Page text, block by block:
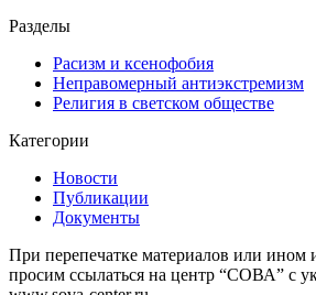
Разделы
Расизм и ксенофобия
Неправомерный антиэкстремизм
Религия в светском обществе
Категории
Новости
Публикации
Документы
При перепечатке материалов или ином
просим ссылаться на центр “СОВА” с